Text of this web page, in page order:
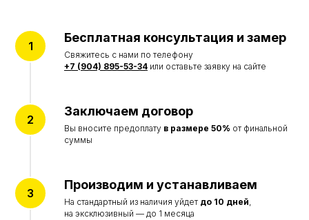
Бесплатная консультация и замер
Свяжитесь с нами по телефону
+7 (904) 895-53-34 или оставьте заявку на сайте
Заключаем договор
Вы вносите предоплату в размере 50% от финальной
суммы
Производим и устанавливаем
На стандартный из наличия уйдет до 10 дней,
на эксклюзивный — до 1 месяца
Ограды
Столы и лавки
Вазы и лампады
Портреты на памятник
Реставрация памятников
ИНФОРМАЦИЯ
Наши работы
Отзывы
О компании